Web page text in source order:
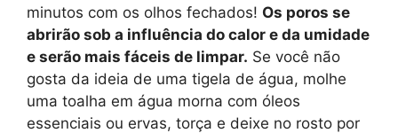
minutos com os olhos fechados! Os poros se
abrirão sob a influência do calor e da umidade
e serão mais fáceis de limpar. Se você não
gosta da ideia de uma tigela de água, molhe
uma toalha em água morna com óleos
essenciais ou ervas, torça e deixe no rosto por